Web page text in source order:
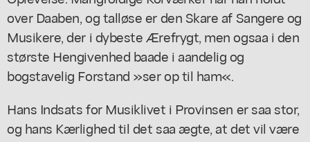
over Daaben, og talløse er den Skare af Sangere og
Musikere, der i dybeste Ærefrygt, men ogsaa i den
største Hengivenhed baade i aandelig og
bogstavelig Forstand »ser op til ham«.
Hans Indsats for Musiklivet i Provinsen er saa stor,
og hans Kærlighed til det saa ægte, at det vil være